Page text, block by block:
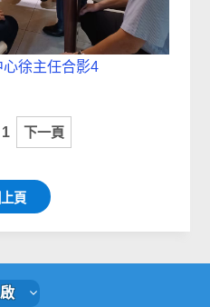
徐主任合影4
1 下一頁
上頁
啟